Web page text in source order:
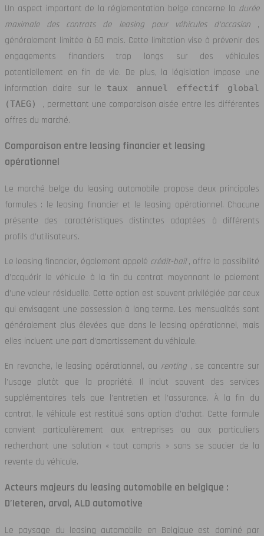
Un aspect important de la réglementation belge concerne la durée
maximale des contrats de leasing pour véhicules d’occasion ,
généralement limitée à 60 mois. Cette limitation vise à prévenir des
engagements financiers trop longs sur des véhicules
potentiellement en fin de vie. De plus, la législation impose une
information claire sur le taux annuel effectif global
(TAEG) , permettant une comparaison aisée entre les différentes
offres du marché.
Comparaison entre leasing financier et leasing
opérationnel
Le marché belge du leasing automobile propose deux principales
formules : le leasing financier et le leasing opérationnel. Chacune
présente des caractéristiques distinctes adaptées à différents
profils d’utilisateurs.
Le leasing financier, également appelé crédit-bail , offre la possibilité
d’acquérir le véhicule à la fin du contrat moyennant le paiement
d’une valeur résiduelle. Cette option est souvent privilégiée par ceux
qui envisagent une possession à long terme. Les mensualités sont
généralement plus élevées que dans le leasing opérationnel, mais
elles incluent une part d’amortissement du véhicule.
En revanche, le leasing opérationnel, ou renting , se concentre sur
l’usage plutôt que la propriété. Il inclut souvent des services
supplémentaires tels que l’entretien et l’assurance. À la fin du
contrat, le véhicule est restitué sans option d’achat. Cette formule
convient particulièrement aux entreprises ou aux particuliers
recherchant une solution « tout compris » sans se soucier de la
revente du véhicule.
Acteurs majeurs du leasing automobile en belgique :
D’Ieteren, arval, ALD automotive
Le paysage du leasing automobile en Belgique est dominé par